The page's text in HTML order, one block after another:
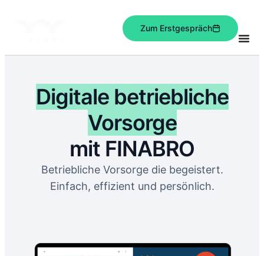
Zum Erstgespräch
Digitale betriebliche
Vorsorge
mit FINABRO
Betriebliche Vorsorge die begeistert.
Einfach, effizient und persönlich.